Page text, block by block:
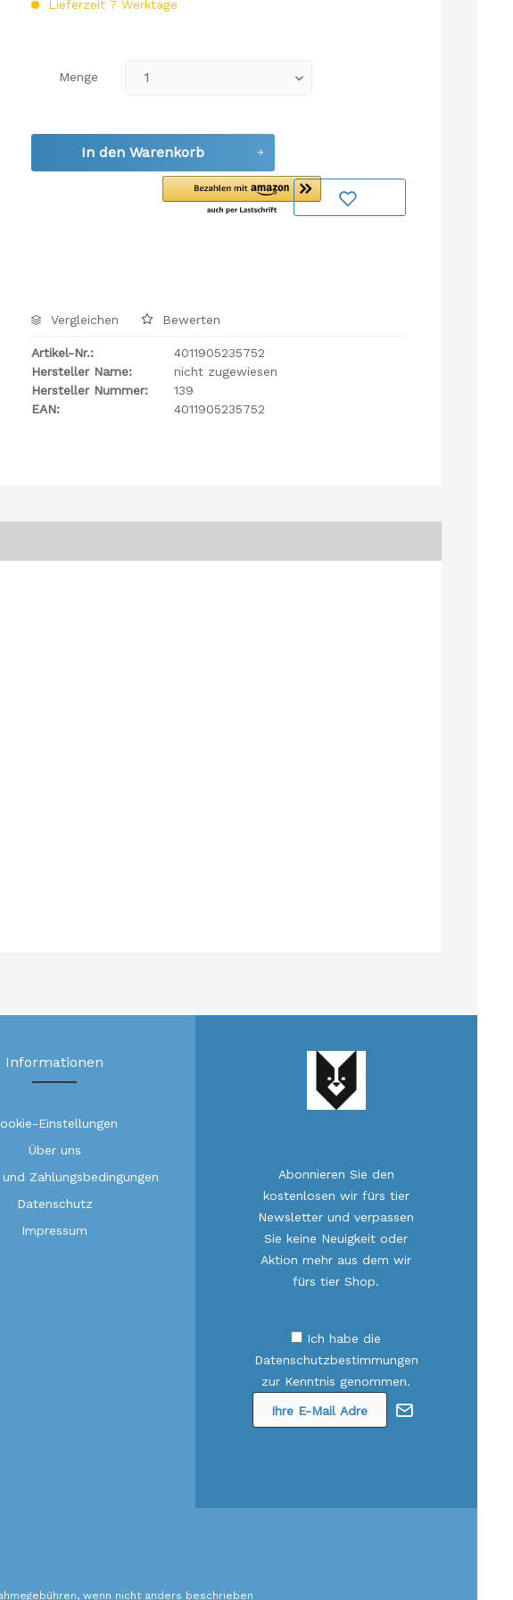
Lieferzeit 7 Werktage
Menge
In den Warenkorb
Vergleichen Bewerten
Artikel-Nr.:
4011905235752
Hersteller Name:
nicht zugewiesen
Hersteller Nummer:
139
EAN:
4011905235752
Informationen
Einstellungen
Über uns
Zahlungsbedingungen
Datenschutz
Impressum
Abonnieren Sie den
kostenlosen wir fürs tier
Newsletter und verpassen
Sie keine Neuigkeit oder
Aktion mehr aus dem wir
fürs tier Shop.
Ich habe die
Datenschutzbestimmungen
zur Kenntnis genommen.
wenn nicht anders beschrieben